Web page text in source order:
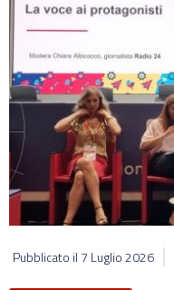
Pubblicato il 7 Luglio 2026